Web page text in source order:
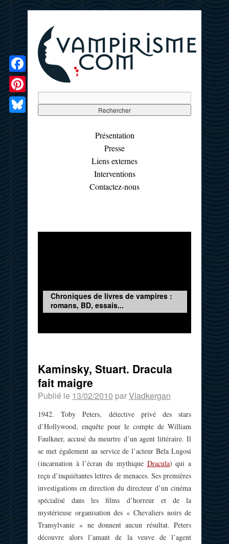
Présentation
Presse
Liens externes
Interventions
Contactez-nous
Chroniques de livres de vampires :
romans, BD, essais...
Kaminsky, Stuart. Dracula
fait maigre
Publié le 13/02/2010 parVladkergan
1942. Toby Peters, détective privé des stars
d’Hollywood, enquête pour le compte de William
Faulkner, accusé du meurtre d’un agent littéraire. Il
se met également au service de l’acteur Bela Lugosi
(incarnation à l’écran du mythique Dracula) qui a
reçu d’inquiétantes lettres de menaces. Ses premières
investigations en direction du directeur d’un cinéma
spécialisé dans les films d’horreur et de la
mystérieuse organisation des « Chevaliers noirs de
Transylvanie » ne donnent aucun résultat. Peters
découvre alors l’amant de la veuve de l’agent
Facebook
Pinterest
Bluesky